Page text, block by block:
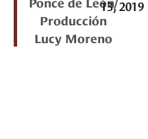
Producción
Lucy Moreno
13, 2019